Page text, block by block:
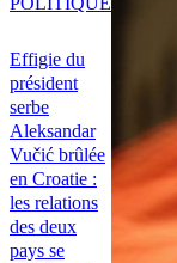
Effigie du
président
serbe
Aleksandar
Vučić brûlée
en Croatie :
les relations
des deux
pays se